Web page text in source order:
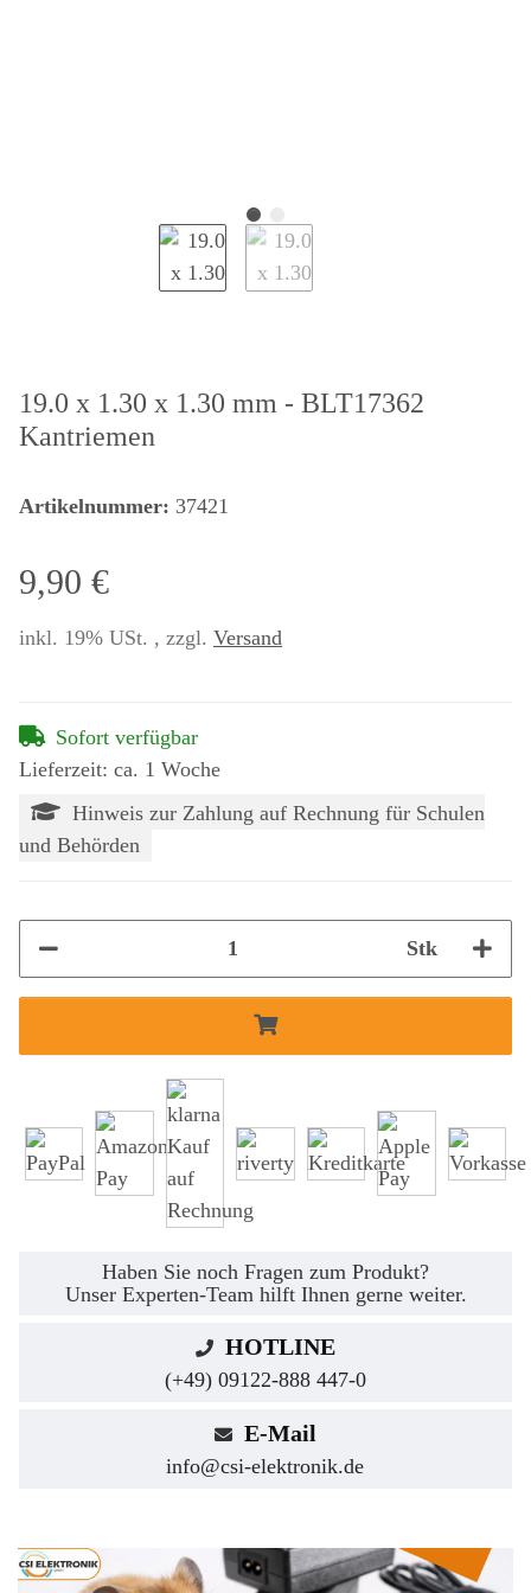
19.0 x 1.30 x 1.30 mm - BLT17362
Kantriemen
Artikelnummer: 37421
9,90 €
inkl. 19% USt. , zzgl. Versand
Sofort verfügbar
Lieferzeit: ca. 1 Woche
Hinweis zur Zahlung auf Rechnung für Schulen
und Behörden
Stk
Haben Sie noch Fragen zum Produkt?
Unser Experten-Team hilft Ihnen gerne weiter.
HOTLINE
(+49) 09122-888 447-0
E-Mail
info@csi-elektronik.de